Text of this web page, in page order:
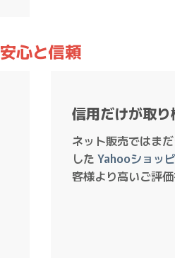
安心と信頼
信用だけが取り
ネット販売ではま
した Yahooショッ
客様より高いご評